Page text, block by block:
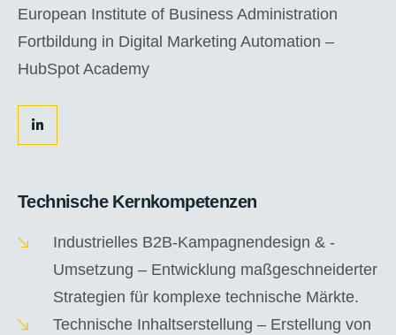
European Institute of Business Administration
Fortbildung in Digital Marketing Automation –
HubSpot Academy
Technische Kernkompetenzen
Industrielles B2B-Kampagnendesign & -
Umsetzung – Entwicklung maßgeschneiderter
Strategien für komplexe technische Märkte.
Technische Inhaltserstellung – Erstellung von